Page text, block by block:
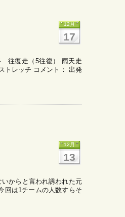
12月
17
往復走（5往復） 雨天走
トレッチ コメント： 出発
12月
13
からと言われ誘われた元
回は1チームの人数すらそ